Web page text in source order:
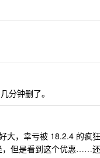
分钟删了。
大，幸亏被 18.2.4 的疯
但是看到这个优惠……还